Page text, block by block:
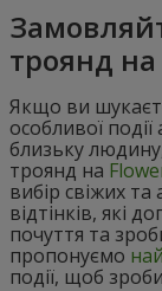
троянд
Якщо ви
особливої
близьку
троянд на
вибір свіжих
відтінків, які
почуття та
пропонуємо
події, щоб